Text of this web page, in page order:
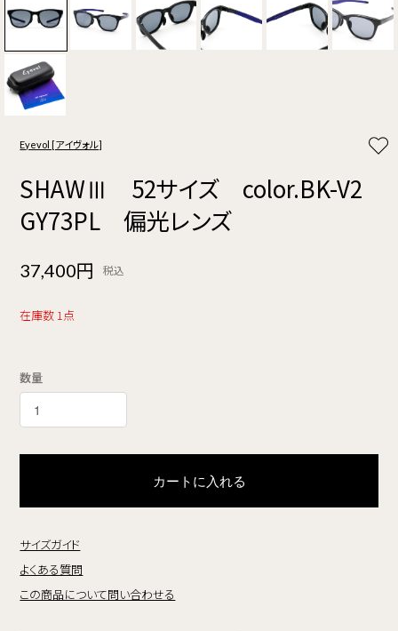
Eyevol [アイヴォル]
SHAWⅢ 52サイズ color.BK-V2
GY73PL 偏光レンズ
37,400円 税込
在庫数 1点
数量
カートに入れる
サイズガイド
よくある質問
この商品について問い合わせる